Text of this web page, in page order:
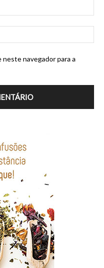
neste navegador para a